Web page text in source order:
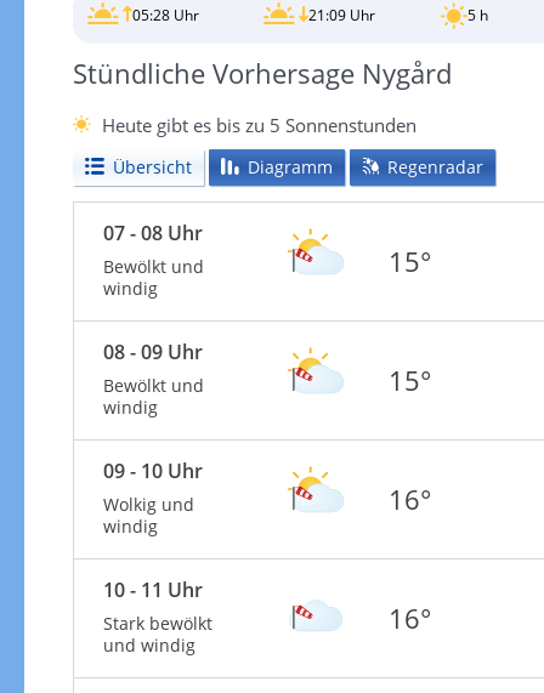
05:28 Uhr 21:09 Uhr 5 h
Stündliche Vorhersage Nygård
Heute gibt es bis zu 5 Sonnenstunden
Übersicht Diagramm Regenradar
07 - 08 Uhr
Bewölkt und
windig
15°
08 - 09 Uhr
Bewölkt und
windig
15°
09 - 10 Uhr
Wolkig und
windig
16°
10 - 11 Uhr
Stark bewölkt
und windig
16°